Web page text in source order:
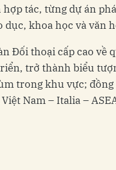
tác, từng dự án
khoa học và văn
Đối thoại cấp cao về
trở thành biểu
trong khu vực;
Nam – Italia –